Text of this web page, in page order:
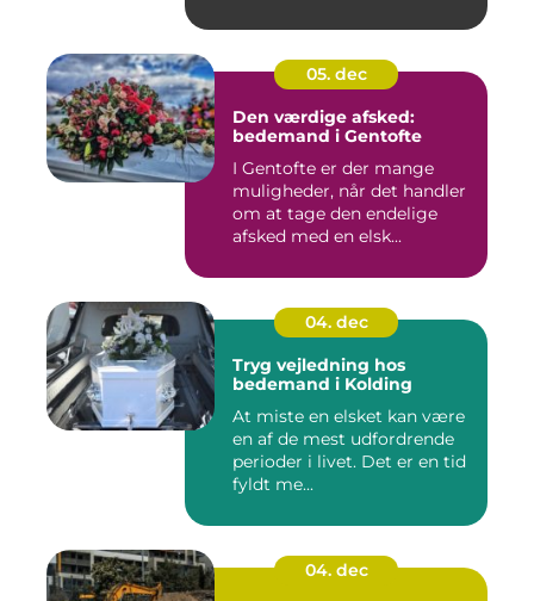
05. dec
Den værdige afsked:
bedemand i Gentofte
I Gentofte er der mange
muligheder, når det handler
om at tage den endelige
afsked med en elsk...
04. dec
Tryg vejledning hos
bedemand i Kolding
At miste en elsket kan være
en af de mest udfordrende
perioder i livet. Det er en tid
fyldt me...
04. dec